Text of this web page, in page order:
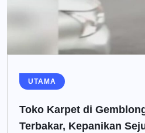
UTAMA
Toko Karpet di
Terbakar, Kepanikan